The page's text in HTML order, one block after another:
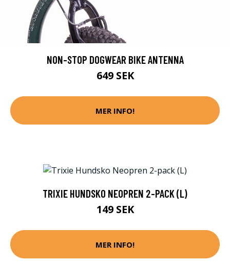
NON-STOP DOGWEAR BIKE ANTENNA
649 SEK
MER INFO!
TRIXIE HUNDSKO NEOPREN 2-PACK (L)
149 SEK
MER INFO!